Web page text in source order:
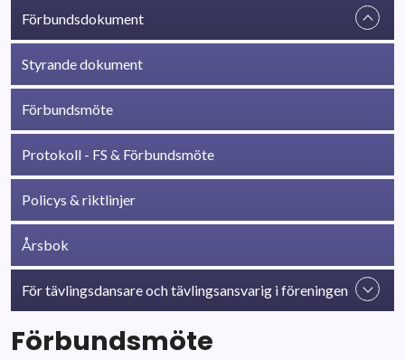
Förbundsdokument
Styrande dokument
Förbundsmöte
Protokoll - FS & Förbundsmöte
Policys & riktlinjer
Årsbok
För tävlingsdansare och tävlingsansvarig i föreningen
Förbundsmöte